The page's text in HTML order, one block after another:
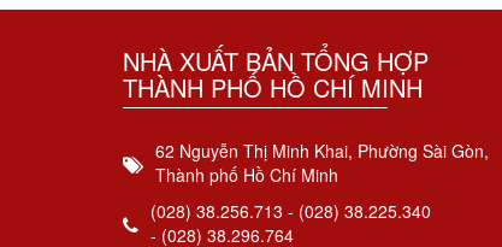
NHÀ XUẤT BẢN TỔNG HỢP
THÀNH PHỐ HỒ CHÍ MINH
62 Nguyễn Thị Minh Khai, Phường Sài Gòn,
Thành phố Hồ Chí Minh
(028) 38.256.713 - (028) 38.225.340
- (028) 38.296.764